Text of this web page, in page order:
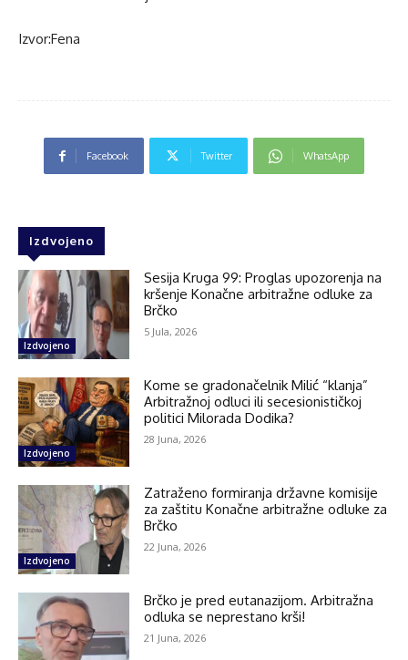
Izvor:Fena
Facebook Twitter WhatsApp
Izdvojeno
Izdvojeno
Sesija Kruga 99: Proglas upozorenja na
kršenje Konačne arbitražne odluke za
Brčko
5 Jula, 2026
Izdvojeno
Kome se gradonačelnik Milić “klanja”
Arbitražnoj odluci ili secesionističkoj
politici Milorada Dodika?
28 Juna, 2026
Izdvojeno
Zatraženo formiranja državne komisije
za zaštitu Konačne arbitražne odluke za
Brčko
22 Juna, 2026
Brčko je pred eutanazijom. Arbitražna
odluka se neprestano krši!
21 Juna, 2026